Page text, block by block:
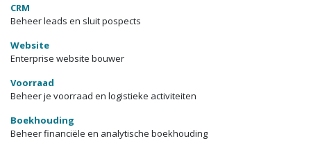
CRM
Beheer leads en sluit pospects
Website
Enterprise website bouwer
Voorraad
Beheer je voorraad en logistieke activiteiten
Boekhouding
Beheer financiële en analytische boekhouding